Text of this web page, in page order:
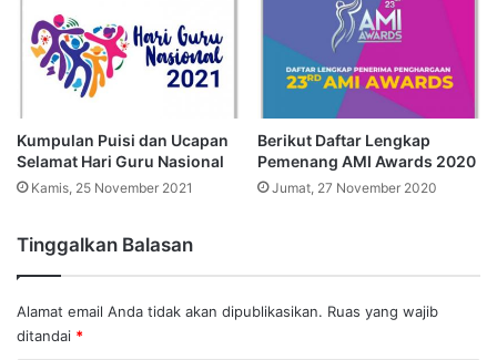
Kumpulan Puisi dan Ucapan
Selamat Hari Guru Nasional
Kamis, 25 November 2021
Berikut Daftar Lengkap
Pemenang AMI Awards 2020
Jumat, 27 November 2020
Tinggalkan Balasan
Alamat email Anda tidak akan dipublikasikan. Ruas yang wajib
ditandai *